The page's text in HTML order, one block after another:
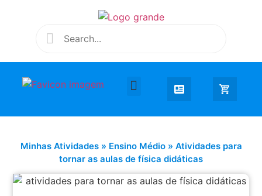
Minhas Atividades» Ensino Médio» Atividades para
tornar as aulas de física didáticas